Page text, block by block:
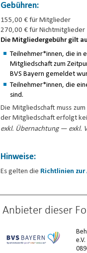
Gebühren:
155,00 € für Mitglieder
270,00 € für Nichtmitglieder
Die Mitgliedergebühr gilt
Teilnehmer*innen, die in
Mitgliedschaft zum
BVS Bayern gemeldet
Teilnehmer*innen, die
sind.
Die Mitgliedschaft muss
der Mitgliedschaft erfolgt
exkl. Übernachtung — exkl.
Hinweise:
Es gelten die Richtlinien
Anbieter dieser
e.V.